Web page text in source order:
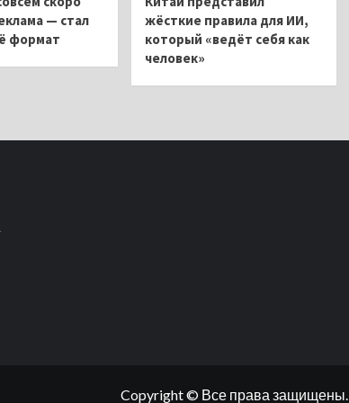
— стал
формат
жёсткие правила для ИИ,
который «ведёт себя как
человек»
Copyright © Все права защищены.